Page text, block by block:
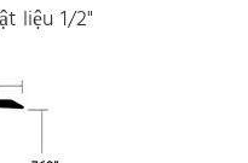
liệu 1/2"